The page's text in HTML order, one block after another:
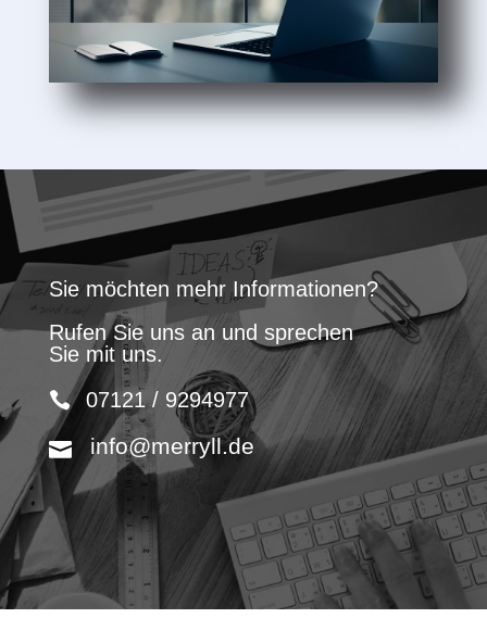
Sie möchten mehr Informationen?
Rufen Sie uns an und sprechen
Sie mit uns.
07121 / 9294977
info@merryll.de